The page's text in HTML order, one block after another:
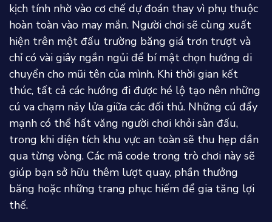
kịch tính nhờ vào cơ chế dự đoán thay vì phụ thuộc
hoàn toàn vào may mắn. Người chơi sẽ cùng xuất
hiện trên một đấu trường băng giá trơn trượt và
chỉ có vài giây ngắn ngủi để bí mật chọn hướng di
chuyển cho mũi tên của mình. Khi thời gian kết
thúc, tất cả các hướng đi được hé lộ tạo nên những
cú va chạm nảy lửa giữa các đối thủ. Những cú đẩy
mạnh có thể hất văng người chơi khỏi sàn đấu,
trong khi diện tích khu vực an toàn sẽ thu hẹp dần
qua từng vòng. Các mã code trong trò chơi này sẽ
giúp bạn sở hữu thêm lượt quay, phần thưởng
băng hoặc những trang phục hiếm để gia tăng lợi
thế.